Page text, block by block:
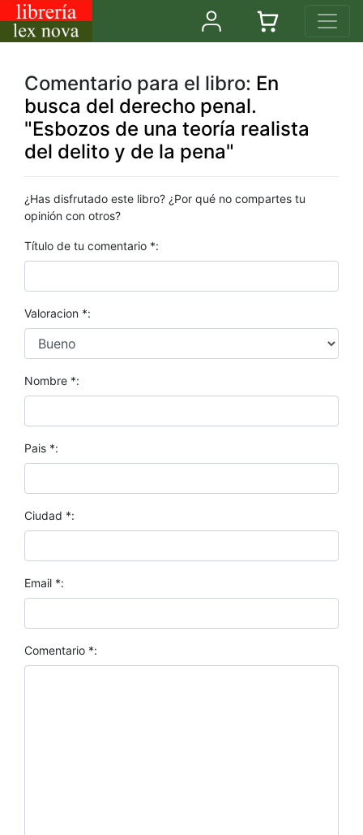
Comentario para el libro: En
busca del derecho penal.
"Esbozos de una teoría realista
del delito y de la pena"
¿Has disfrutado este libro? ¿Por qué no compartes tu
opinión con otros?
Título de tu comentario *:
Valoracion *:
Nombre *:
Pais *:
Ciudad *:
Email *:
Comentario *: